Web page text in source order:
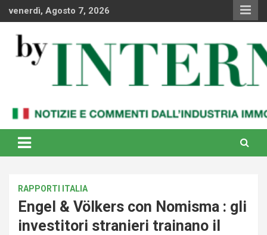
venerdì, Agosto 7, 2026
By Internews
internazionale
RAPPORTI ITALIA
Engel & Völkers con Nomisma : gli
investitori stranieri trainano il